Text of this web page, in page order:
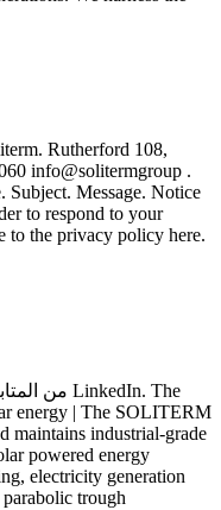
Rutherford 108,
info@solitermgroup .
Subject. Message. Notice
to respond to your
to the privacy policy here.
energy | The SOLITERM
maintains industrial-grade
powered energy
electricity generation
trough